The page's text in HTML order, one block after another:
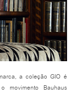
a coleção GIO é
movimento Bauhaus